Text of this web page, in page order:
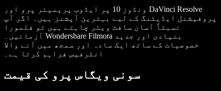
ونڈوز 10 پر ایڈوب پریمیئر پرو اور DaVinci Resolve
پروفیشنل ایڈیٹنگ کے لیے بہترین آپشنز ہیں۔ اگر آپ
نسبتاً آسان سافٹ ویئر چاہتے ہیں تو فلمورا
آزمائیں۔ Wondershare Filmora بنیادی اور جدید
خصوصیات کے ساتھ ایک سادہ اور سمجھ میں آنے والا
انٹرفیس فراہم کرتا ہے۔
سونی ویگاس پرو کی قیمت